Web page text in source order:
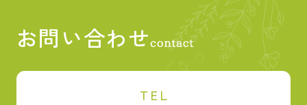
お問い合わせ
TEL